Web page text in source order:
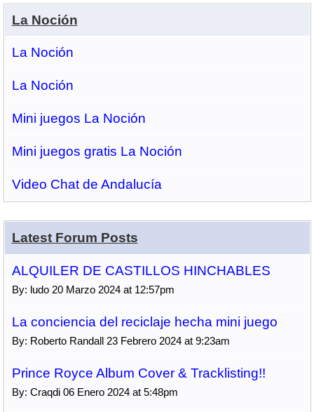
La Noción
La Noción
La Noción
Mini juegos La Noción
Mini juegos gratis La Noción
Video Chat de Andalucía
Latest Forum Posts
ALQUILER DE CASTILLOS HINCHABLES
By: ludo 20 Marzo 2024 at 12:57pm
La conciencia del reciclaje hecha mini juego
By: Roberto Randall 23 Febrero 2024 at 9:23am
Prince Royce Album Cover & Tracklisting!!
By: Craqdi 06 Enero 2024 at 5:48pm